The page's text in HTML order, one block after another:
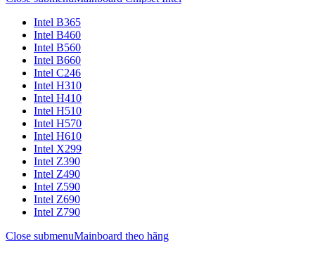
Intel B365
Intel B460
Intel B560
Intel B660
Intel C246
Intel H310
Intel H410
Intel H510
Intel H570
Intel H610
Intel X299
Intel Z390
Intel Z490
Intel Z590
Intel Z690
Intel Z790
Close submenuMainboard theo hãng